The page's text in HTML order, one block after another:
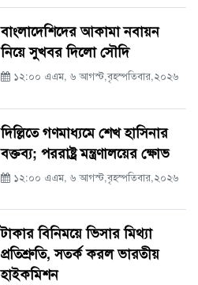
বাংলাদেশিদের আকামা নবায়ন
নিয়ে সুখবর দিলো সৌদি
১২:০০ এএম, ৬ আগস্ট,বৃহস্পতিবার,২০২৬
দিল্লিতে গণমাধ্যমে শেখ হাসিনার
বক্তব্য; পররাষ্ট্র মন্ত্রণালয়ের ক্ষোভ
১২:০০ এএম, ৬ আগস্ট,বৃহস্পতিবার,২০২৬
টাকার বিনিময়ে ভিসার মিথ্যা
প্রতিশ্রুতি, সতর্ক করল ভারতীয়
হাইকমিশন